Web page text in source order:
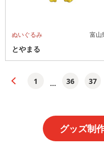
ぬいぐるみ 富山
とやまる
1 ... 36 37
グッズ制